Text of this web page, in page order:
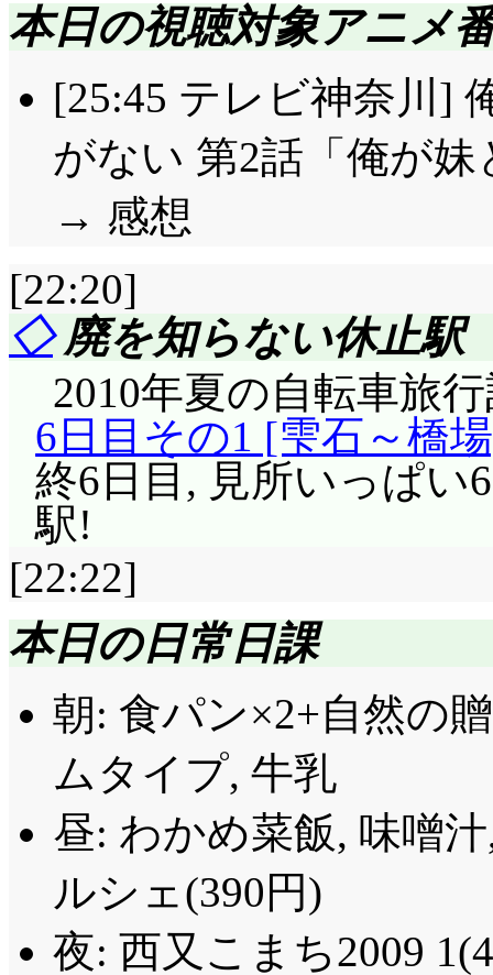
本日の視聴対象アニメ
[25:45 テレビ神奈川]
がない 第2話「俺が
→ 感想
[22:20]
◇廃を知らない休止駅
2010年夏の自転車旅
6日目その1 [雫石～橋
終6日目, 見所いっぱい
駅!
[22:22]
本日の日常日課
朝: 食パン×2+自然の
ムタイプ, 牛乳
昼: わかめ菜飯, 味噌
ルシェ(390円)
夜: 西又こまち2009